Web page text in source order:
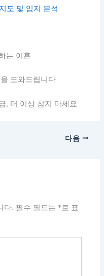
도 및 입지 분석
는 이혼
도와드립니다
, 더 이상 참지 마세요
다음
다. 필수 필드는 *로 표